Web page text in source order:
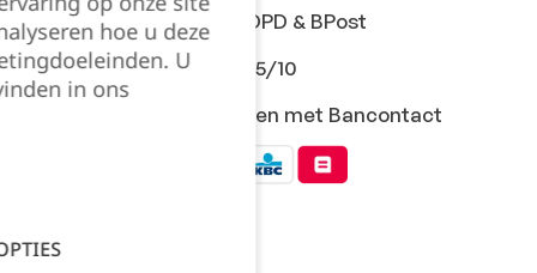
Snelle levering met DPD & BPost
Klanten geven ons 9,5/10
Veilig online afrekenen met Bancontact
hoe u deze
U
in ons